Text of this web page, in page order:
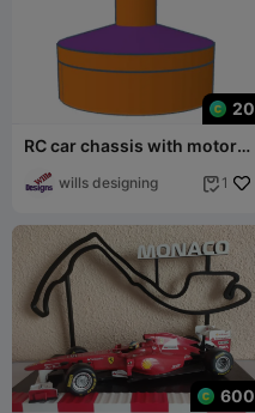
20
RC car chassis with motor
wills designing  1
600